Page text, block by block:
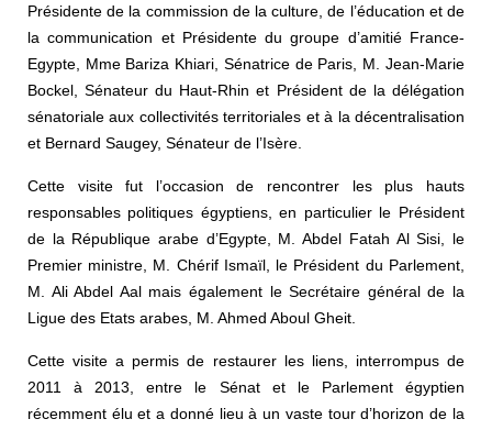
Présidente de la commission de la culture, de l’éducation et de
la communication et Présidente du groupe d’amitié France-
Egypte, Mme Bariza Khiari, Sénatrice de Paris, M. Jean-Marie
Bockel, Sénateur du Haut-Rhin et Président de la délégation
sénatoriale aux collectivités territoriales et à la décentralisation
et Bernard Saugey, Sénateur de l’Isère.
Cette visite fut l’occasion de rencontrer les plus hauts
responsables politiques égyptiens, en particulier le Président
de la République arabe d’Egypte, M. Abdel Fatah Al Sisi, le
Premier ministre, M. Chérif Ismaïl, le Président du Parlement,
M. Ali Abdel Aal mais également le Secrétaire général de la
Ligue des Etats arabes, M. Ahmed Aboul Gheit.
Cette visite a permis de restaurer les liens, interrompus de
2011 à 2013, entre le Sénat et le Parlement égyptien
récemment élu et a donné lieu à un vaste tour d’horizon de la